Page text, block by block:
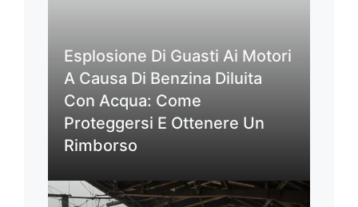
Esplosione Di Guasti Ai Motori
A Causa Di Benzina Diluita
Con Acqua: Come
Proteggersi E Ottenere Un
Rimborso